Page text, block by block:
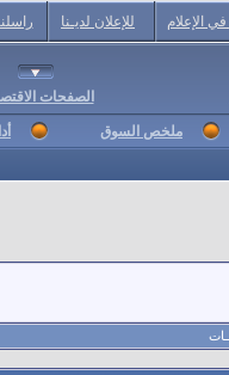
الإعلام للإعلان لديـنا
الصفحات
ملخص السوق